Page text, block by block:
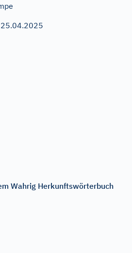
25.04.2025
Wahrig Herkunftswörterbuch